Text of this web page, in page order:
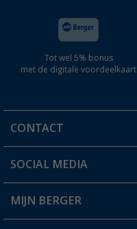
Tot wel 5% bonus
met de digitale voordeelkaart
CONTACT
Een vraag?
Winkel vinden
SOCIAL MEDIA
MIJN BERGER